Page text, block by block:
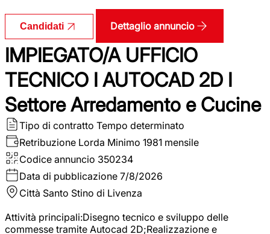
Candidati Dettaglio annuncio
IMPIEGATO/A UFFICIO
TECNICO I AUTOCAD 2D I
Settore Arredamento e Cucine
Tipo di contratto Tempo determinato
Retribuzione Lorda Minimo 1981 mensile
Codice annuncio 350234
Data di pubblicazione 7/8/2026
Città Santo Stino di Livenza
Attività principali:Disegno tecnico e sviluppo delle
commesse tramite Autocad 2D;Realizzazione e